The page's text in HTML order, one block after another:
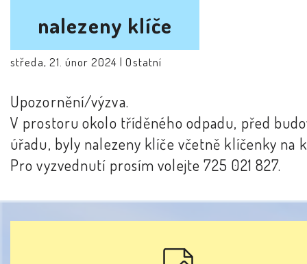
nalezeny klíče
středa, 21. únor 2024 |Ostatní
Upozornění/výzva.
V prostoru okolo tříděného odpadu, před
úřadu, byly nalezeny klíče včetně klíčenky na
Pro vyzvednutí prosím volejte 725 021 827.